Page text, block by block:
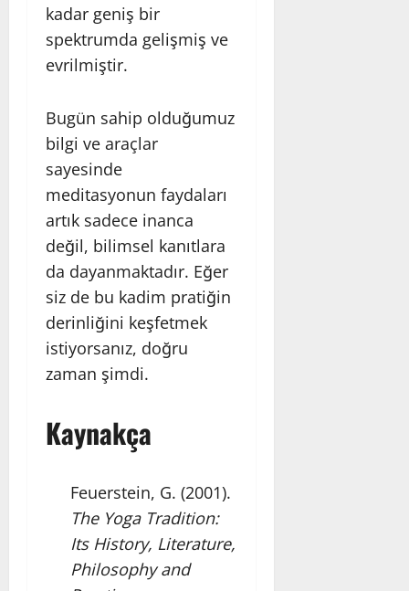
kadar geniş bir
spektrumda gelişmiş ve
evrilmiştir.
Bugün sahip olduğumuz
bilgi ve araçlar
sayesinde
meditasyonun faydaları
artık sadece inanca
değil, bilimsel kanıtlara
da dayanmaktadır. Eğer
siz de bu kadim pratiğin
derinliğini keşfetmek
istiyorsanız, doğru
zaman şimdi.
Kaynakça
Feuerstein, G. (2001).
The Yoga Tradition:
Its History, Literature,
Philosophy and